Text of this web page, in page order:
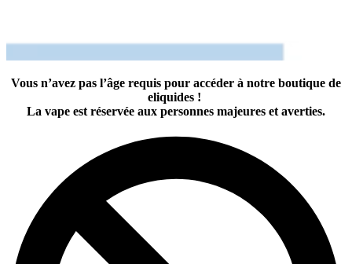
Vous n’avez pas l’âge requis pour accéder à notre boutique de
eliquides !
La vape est réservée aux personnes majeures et averties.